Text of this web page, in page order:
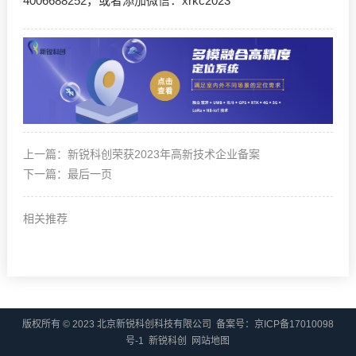
上一篇： 新锐科创荣获2023年高新技术企业备案
下一篇： 最后一页
相关推荐
版权所有 © 2023 北京新锐科创科技有限公司 备案号： 京ICP备17010098
号-1 新锐科创 网站地图